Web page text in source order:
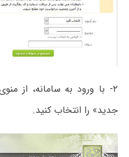
۲- با ورود به سامانه، از
جدید» را انتخاب کنید.